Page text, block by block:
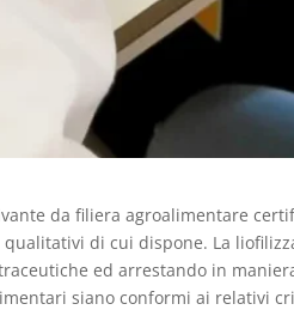
da filiera agroalimentare
di cui dispone. La
ed arrestando in
siano conformi ai relativi